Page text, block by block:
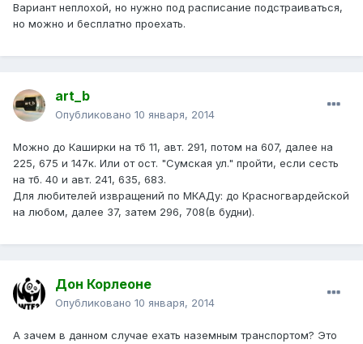
Вариант неплохой, но нужно под расписание подстраиваться,
но можно и бесплатно проехать.
art_b
Опубликовано 10 января, 2014
Можно до Каширки на тб 11, авт. 291, потом на 607, далее на
225, 675 и 147к. Или от ост. "Сумская ул." пройти, если сесть
на тб. 40 и авт. 241, 635, 683.
Для любителей извращений по МКАДу: до Красногвардейской
на любом, далее 37, затем 296, 708(в будни).
Дон Корлеоне
Опубликовано 10 января, 2014
А зачем в данном случае ехать наземным транспортом? Это